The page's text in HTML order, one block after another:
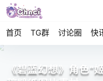
首页 TG群 讨论圈 快
《碧蓝幻想》角色”